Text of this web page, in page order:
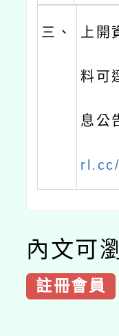
三、 上
料可
息公
內文可
註冊會員